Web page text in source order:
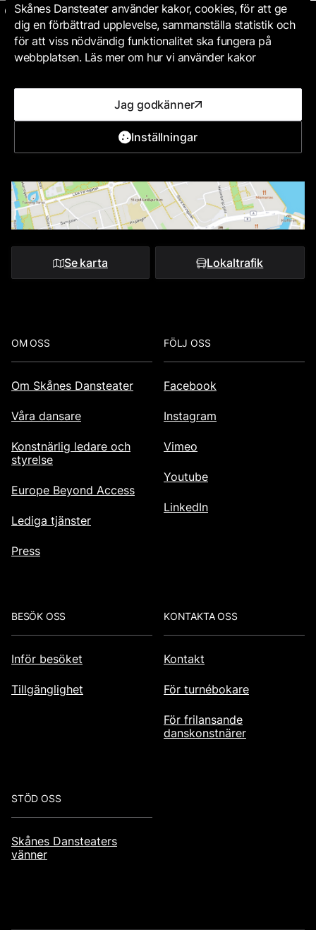
Se karta Lokaltrafik
Footer
OM OSS
Om Skånes Dansteater
Våra dansare
Konstnärlig ledare och
styrelse
Europe Beyond Access
Lediga tjänster
Press
FÖLJ OSS
Facebook
Instagram
Vimeo
Youtube
LinkedIn
BESÖK OSS
Inför besöket
Tillgänglighet
KONTAKTA OSS
Kontakt
För turnébokare
För frilansande
danskonstnärer
STÖD OSS
Skånes Dansteaters
vänner
Skånes Dansteater använder kakor, cookies, för att ge
dig en förbättrad upplevelse, sammanställa statistik och
för att viss nödvändig funktionalitet ska fungera på
webbplatsen. Läs mer om hur vi använder kakor
Jag godkänner
Inställningar